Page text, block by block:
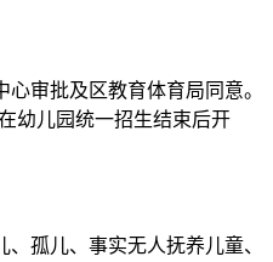
审批及区教育体育局同意。
幼儿园统一招生结束后开
孤儿、事实无人抚养儿童、